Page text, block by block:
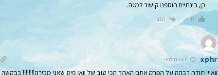
כן, בינתיים הוספנו קישור למגה.
0 הגב
xphr
וואייי תודה רבהה על הפרק אתם האתר הכי טוב של וואן פיס שאני מכירה!!!!!!!! בבקשה